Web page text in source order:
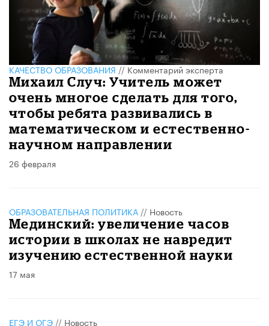
КАЧЕСТВО ОБРАЗОВАНИЯ//Комментарий эксперта
Михаил Случ: Учитель может
очень многое сделать для того,
чтобы ребята развивались в
математическом и естественно-
научном направлении
26 февраля
ОБРАЗОВАТЕЛЬНАЯ ПОЛИТИКА // Новость
Мединский: увеличение часов
истории в школах не навредит
изучению естественной науки
17 мая
ЕГЭ И ОГЭ // Новость